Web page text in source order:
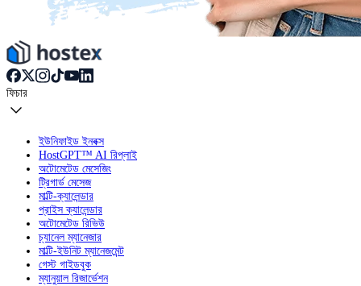
ফিচার
ইউনিফাইড ইনবক্স
HostGPT™ AI রিপ্লাই
অটোমেটেড মেসেজিং
ট্রিগার্ড মেসেজ
মাল্টি-ক্যালেন্ডার
প্রাইস ক্যালেন্ডার
অটোমেটেড রিভিউ
চ্যানেল ম্যানেজার
মাল্টি-ইউনিট ম্যানেজমেন্ট
গেস্ট গাইডবুক
ম্যানুয়াল রিজার্ভেশন